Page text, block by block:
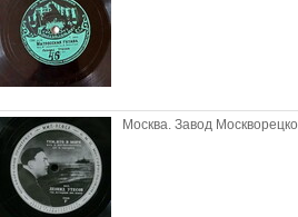
Москва. Завод